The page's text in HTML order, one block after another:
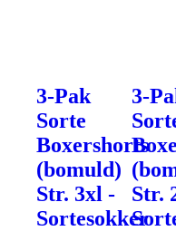
3-Pak
Sorte
Boxershorts
(bomuld)
Str. 3xl -
Sortesokker
3-
Str.